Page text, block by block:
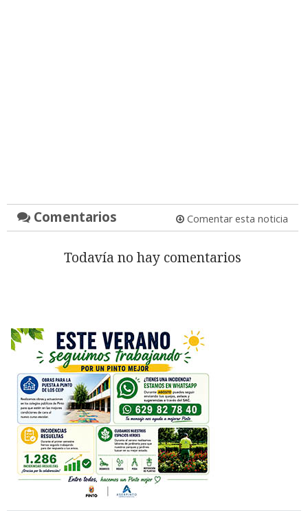
Comentarios Comentar esta noticia
Todavía no hay comentarios